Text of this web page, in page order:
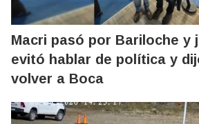
Macri pasó por Bariloche y
evitó hablar de política y
volver a Boca